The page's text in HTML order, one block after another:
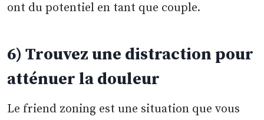
ont du potentiel en tant que couple.
6) Trouvez une distraction pour
atténuer la douleur
Le friend zoning est une situation que vous